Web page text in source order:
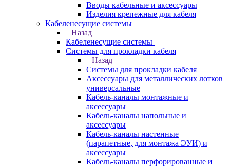
Вводы кабельные и аксессуары
Изделия крепежные для кабеля
Кабеленесущие системы
Назад
Кабеленесущие системы
Системы для прокладки кабеля
Назад
Системы для прокладки кабеля
Аксессуары для металлических лотков
универсальные
Кабель-каналы монтажные и
аксессуары
Кабель-каналы напольные и
аксессуары
Кабель-каналы настенные
(парапетные, для монтажа ЭУИ) и
аксессуары
Кабель-каналы перфорированные и